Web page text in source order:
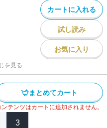
カートに入れる
試し読み
お気に入り
を見る
まとめてカート
テンツはカートに追加されません。
3